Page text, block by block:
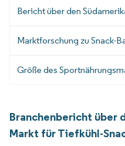
Bericht über den
Marktforschung zu Snack-
Größe des
Branchenbericht über
Markt für Tiefkühl-